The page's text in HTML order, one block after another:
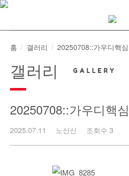
Skip
홈 갤러리 20250708::가우디핵
갤러리
20250708::가우디핵
2025.07.11 노신신 조회수 3